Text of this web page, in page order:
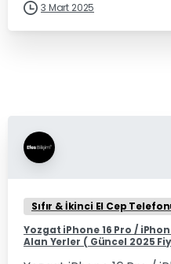
3 Mart 2025
Sıfır & İkinci El Cep
Yozgat iPhone 16 Pro /
Alan Yerler ( Güncel 2025